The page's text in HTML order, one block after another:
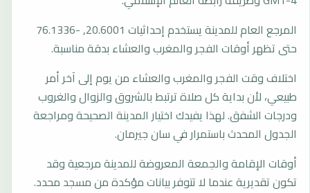
المرجع العام للمدينة يستخدم إحداثيات 20.6001, -76.1336
حتى تظهر أوقات الفجر والمغرب والعشاء بدقة مناسبة.
اختلاف وقت الفجر والمغرب والعشاء من يوم إلى آخر أمر
طبيعي، لأن بداية كل صلاة ترتبط بالشروق والزوال والغروب
ودرجات الشفق. لهذا يفيدك اختيار المدينة الصحيحة ومراجعة
الجدول المحدث باستمرار في سان جيرمان.
أوقات الإقامة والجمعة المعروضة للمدينة مرجعية وقد
تكون تقديرية عندما لا تتوفر بيانات مؤكدة من مسجد محدد.